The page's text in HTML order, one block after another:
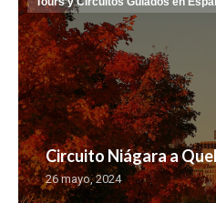
Circuito Niágara a
26 mayo, 2024